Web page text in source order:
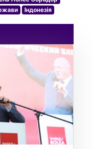
Індонезія